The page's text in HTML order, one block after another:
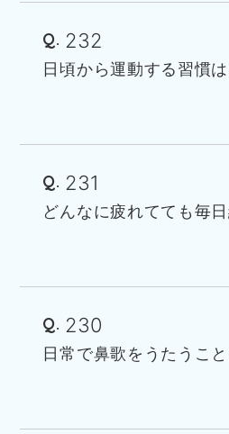
232
日頃から運動する習慣
231
どんなに疲れてても毎
230
日常で鼻歌をうたうこ